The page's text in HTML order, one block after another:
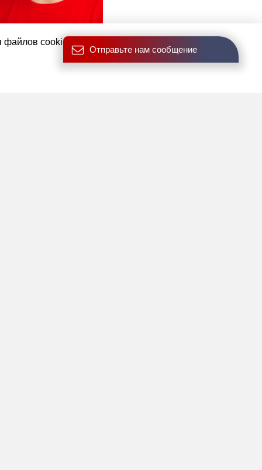
cookies.
Отправьте нам сообщение